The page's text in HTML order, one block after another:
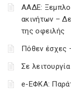
ΑΑΔΕ:
ακινήτων –
της οφειλής
Πόθεν έσχες
Σε
e-ΕΦΚΑ: